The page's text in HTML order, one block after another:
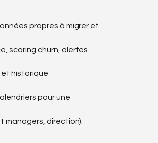
propres à migrer et
scoring churn, alertes
et historique
pour une
managers, direction).